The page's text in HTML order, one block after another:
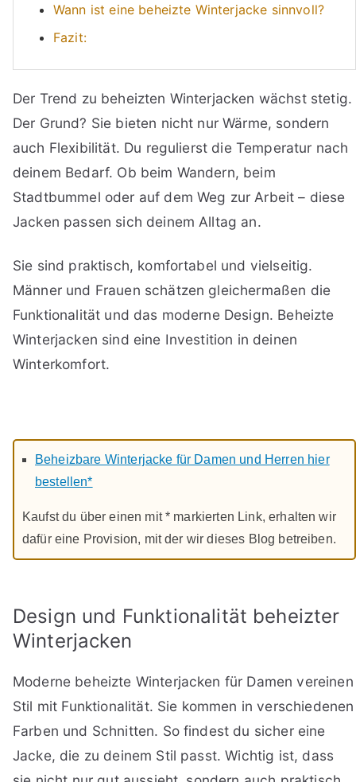
Wann ist eine beheizte Winterjacke sinnvoll?
Fazit:
Der Trend zu beheizten Winterjacken wächst stetig.
Der Grund? Sie bieten nicht nur Wärme, sondern
auch Flexibilität. Du regulierst die Temperatur nach
deinem Bedarf. Ob beim Wandern, beim
Stadtbummel oder auf dem Weg zur Arbeit – diese
Jacken passen sich deinem Alltag an.
Sie sind praktisch, komfortabel und vielseitig.
Männer und Frauen schätzen gleichermaßen die
Funktionalität und das moderne Design. Beheizte
Winterjacken sind eine Investition in deinen
Winterkomfort.
Beheizbare Winterjacke für Damen und Herren hier
bestellen*
Kaufst du über einen mit * markierten Link, erhalten wir
dafür eine Provision, mit der wir dieses Blog betreiben.
Design und Funktionalität beheizter
Winterjacken
Moderne beheizte Winterjacken für Damen vereinen
Stil mit Funktionalität. Sie kommen in verschiedenen
Farben und Schnitten. So findest du sicher eine
Jacke, die zu deinem Stil passt. Wichtig ist, dass